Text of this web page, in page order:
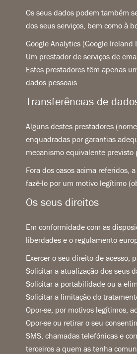
Os seus dados podem também
dos seus serviços, bem como à
Google Analytics (Google
Um prestador de serviços de
Estes prestadores têm apenas
dados pessoais.
Transferências de
Alguns destes prestadores
enquadradas por garantias
mecanismo equivalente previsto
Fora dos casos acima referidos,
fazê-lo por um motivo legítimo
Os seus direitos
Em conformidade com as
liberdades e o regulamento
Exercer o seu direito de acesso,
Solicitar a atualização dos seus
Solicitar a portabilidade ou a
Solicitar a limitação do
Opor-se, por motivos legítimos,
Opor-se ou retirar o seu
SMS, chamadas telefónicas e
terceiros a quem as tenha